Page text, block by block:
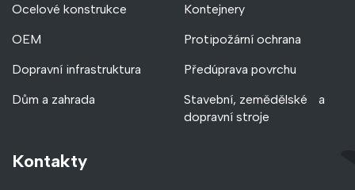
Ocelové konstrukce
Kontejnery
OEM
Protipožární ochrana
Dopravní infrastruktura
Předúprava povrchu
Dům a zahrada
Stavební, zemědělské a
dopravní stroje
Kontakty